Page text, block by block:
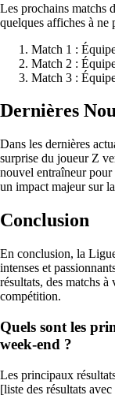
Les prochains matchs
quelques affiches à ne
Match 1 :
Match 2 :
Match 3 :
Dernières
Dans les dernières
surprise du joueur Z
nouvel entraîneur
un impact majeur sur
Conclusion
En conclusion, la
intenses et
résultats, des matchs
compétition.
Quels sont les
week-end ?
Les principaux
[liste des résultats